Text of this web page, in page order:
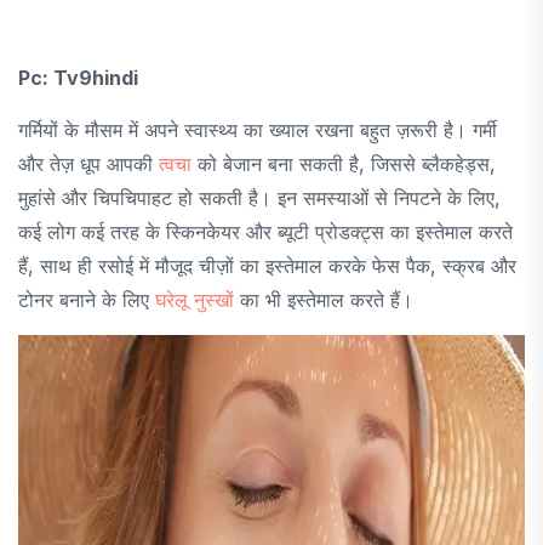
Pc: Tv9hindi
गर्मियों के मौसम में अपने स्वास्थ्य का ख्याल रखना बहुत ज़रूरी है। गर्मी
और तेज़ धूप आपकी त्वचा को बेजान बना सकती है, जिससे ब्लैकहेड्स,
मुहांसे और चिपचिपाहट हो सकती है। इन समस्याओं से निपटने के लिए,
कई लोग कई तरह के स्किनकेयर और ब्यूटी प्रोडक्ट्स का इस्तेमाल करते
हैं, साथ ही रसोई में मौजूद चीज़ों का इस्तेमाल करके फेस पैक, स्क्रब और
टोनर बनाने के लिए घरेलू नुस्खों का भी इस्तेमाल करते हैं।